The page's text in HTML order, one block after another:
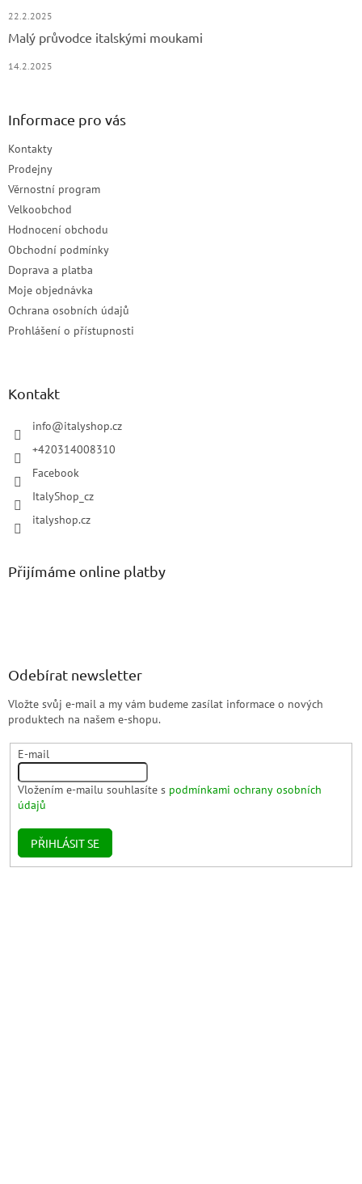
22.2.2025
Malý průvodce italskými moukami
14.2.2025
Informace pro vás
Kontakty
Prodejny
Věrnostní program
Velkoobchod
Hodnocení obchodu
Obchodní podmínky
Doprava a platba
Moje objednávka
Ochrana osobních údajů
Prohlášení o přístupnosti
Kontakt
info@italyshop.cz
+420314008310
Facebook
ItalyShop_cz
italyshop.cz
Přijímáme online platby
Odebírat newsletter
Vložte svůj e-mail a my vám budeme zasílat informace o nových
produktech na našem e-shopu.
E-mail
Vložením e-mailu souhlasíte s podmínkami ochrany osobních
údajů
PŘIHLÁSIT SE